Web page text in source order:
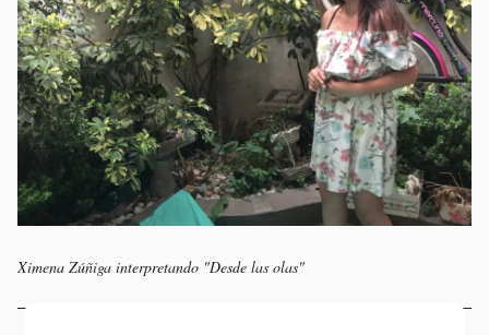
Ximena Zúñiga interpretando "Desde las olas"